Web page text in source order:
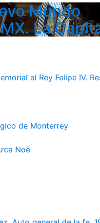
Mundo
La
al Rey Felipe IV.
de Monterrey
Noë